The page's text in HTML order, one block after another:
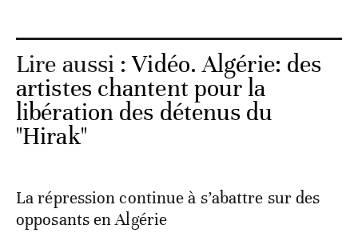
Lire aussi :Vidéo. Algérie: des
artistes chantent pour la
libération des détenus du
"Hirak"
La répression continue à s’abattre sur des
opposants en Algérie